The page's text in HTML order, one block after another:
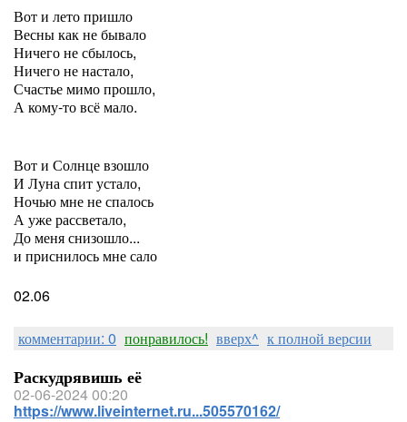
Вот и лето пришло
Весны как не бывало
Ничего не сбылось,
Ничего не настало,
Счастье мимо прошло,
А кому-то всё мало.
Вот и Солнце взошло
И Луна спит устало,
Ночью мне не спалось
А уже рассветало,
До меня снизошло...
и приснилось мне сало
02.06
комментарии: 0 понравилось! вверх^ к полной версии
Раскудрявишь её
02-06-2024 00:20
https://www.liveinternet.ru...505570162/